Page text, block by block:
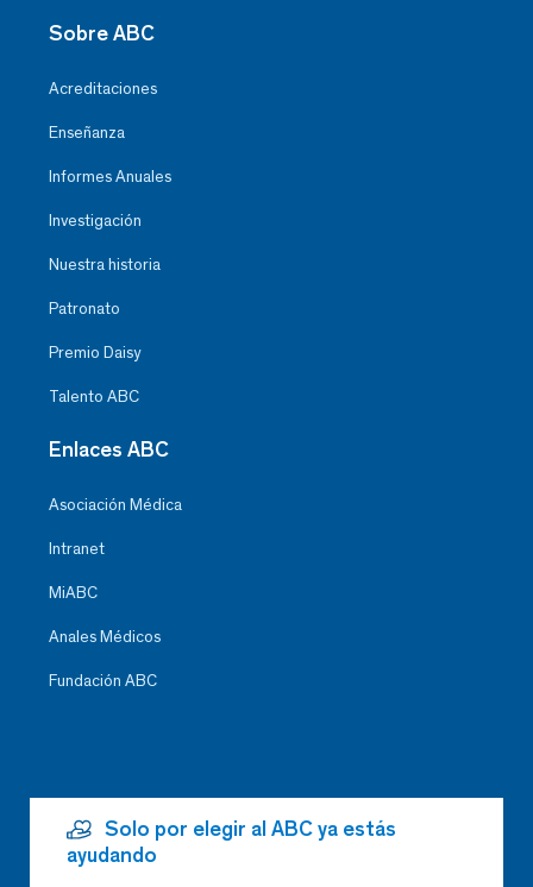
Sobre ABC
Acreditaciones
Enseñanza
Informes Anuales
Investigación
Nuestra historia
Patronato
Premio Daisy
Talento ABC
Enlaces ABC
Asociación Médica
Intranet
MiABC
Anales Médicos
Fundación ABC
Solo por elegir al ABC ya estás
ayudando